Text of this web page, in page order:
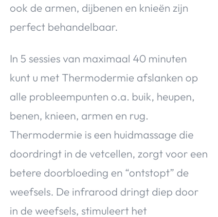
Contact
Travel
Lifestyle
ook de armen, dijbenen en knieën zijn
perfect behandelbaar.
In 5 sessies van maximaal 40 minuten
kunt u met Thermodermie afslanken op
alle probleempunten o.a. buik, heupen,
benen, knieen, armen en rug.
Thermodermie is een huidmassage die
doordringt in de vetcellen, zorgt voor een
betere doorbloeding en “ontstopt” de
weefsels. De infrarood dringt diep door
in de weefsels, stimuleert het